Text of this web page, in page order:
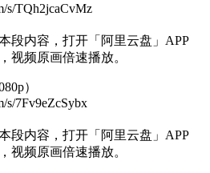
s/TQh2jcaCvMz
段内容，打开「阿里云盘」APP
视频原画倍速播放。
）
s/7Fv9eZcSybx
段内容，打开「阿里云盘」APP
视频原画倍速播放。